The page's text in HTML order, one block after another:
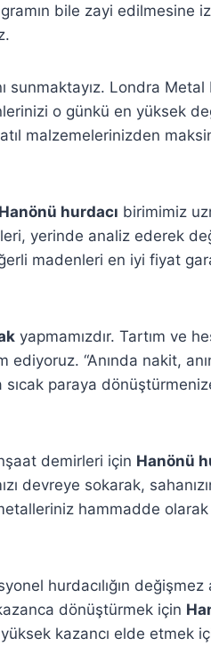
bile zayi edilmesine
sunmaktayız. Londra Metal
o günkü en yüksek
malzemelerinizden
Hanönü hurdacı birimimiz
yerinde analiz ederek
madenleri en iyi fiyat
yapmamızdır. Tartım ve
“Anında nakit,
paraya
demirleri için Hanönü
devreye sokarak,
hammadde
hurdacılığın değişmez
dönüştürmek için
kazancı elde etmek